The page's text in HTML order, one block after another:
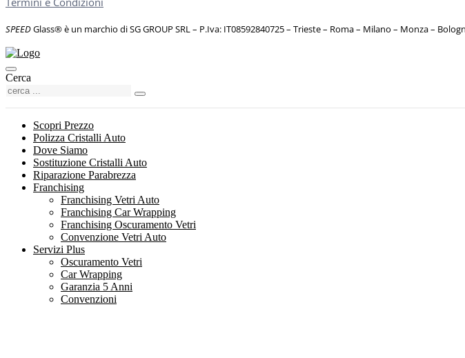
SPEEDGlass® è un marchio di SG GROUP SRL – P.Iva: IT08592840725– Trieste – Roma – Milano – Monza –
Cerca
Scopri Prezzo
Polizza Cristalli Auto
Dove Siamo
Sostituzione Cristalli Auto
Riparazione Parabrezza
Franchising
Franchising Vetri Auto
Franchising Car Wrapping
Franchising Oscuramento Vetri
Convenzione Vetri Auto
Servizi Plus
Oscuramento Vetri
Car Wrapping
Garanzia 5 Anni
Convenzioni